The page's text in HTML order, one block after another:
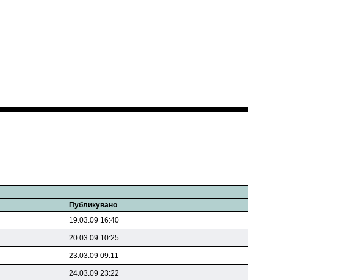
Публикувано
19.03.09 16:40
20.03.09 10:25
23.03.09 09:11
24.03.09 23:22